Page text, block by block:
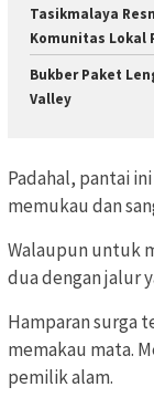
Tasikmalaya
Komunitas Lokal
Bukber Paket
Valley
Padahal, pantai
memukau dan
Walaupun untuk
dua dengan jalur
Hamparan surga
memakau mata.
pemilik alam.